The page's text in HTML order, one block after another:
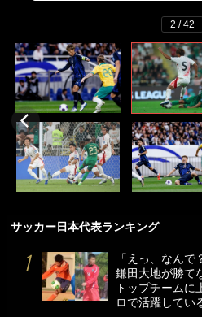
2 / 42
サッカー日本代表ランキング
「えっ、なん
鎌田大地が勝て
トップチーム
ロで活躍してい